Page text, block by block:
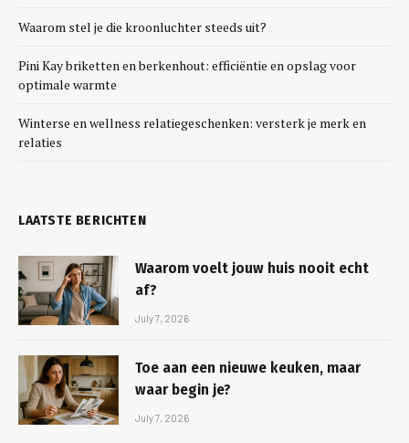
Waarom stel je die kroonluchter steeds uit?
Pini Kay briketten en berkenhout: efficiëntie en opslag voor
optimale warmte
Winterse en wellness relatiegeschenken: versterk je merk en
relaties
LAATSTE BERICHTEN
Waarom voelt jouw huis nooit echt
af?
July 7, 2026
Toe aan een nieuwe keuken, maar
waar begin je?
July 7, 2026